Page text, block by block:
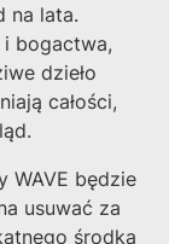
na lata.
bogactwa,
dzieło
całości,
WAVE będzie
usuwać za
środka